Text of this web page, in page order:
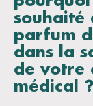
souhaité
parfum
dans la
de votre
médical ?